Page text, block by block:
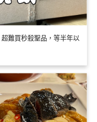
難買秒殺聖品，等半年以